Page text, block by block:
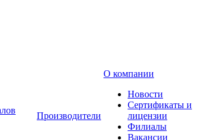
Производители
О компании
Новости
Сертификаты и
лицензии
Филиалы
Вакансии